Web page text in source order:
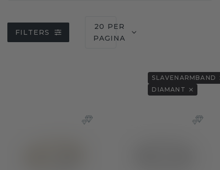
FILTERS
20 PER
PAGINA
SLAVENARMBAND
DIAMANT